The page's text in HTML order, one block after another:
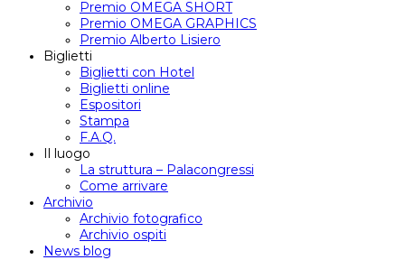
Premio OMEGA SHORT
Premio OMEGA GRAPHICS
Premio Alberto Lisiero
Biglietti
Biglietti con Hotel
Biglietti online
Espositori
Stampa
F.A.Q.
Il luogo
La struttura – Palacongressi
Come arrivare
Archivio
Archivio fotografico
Archivio ospiti
News blog